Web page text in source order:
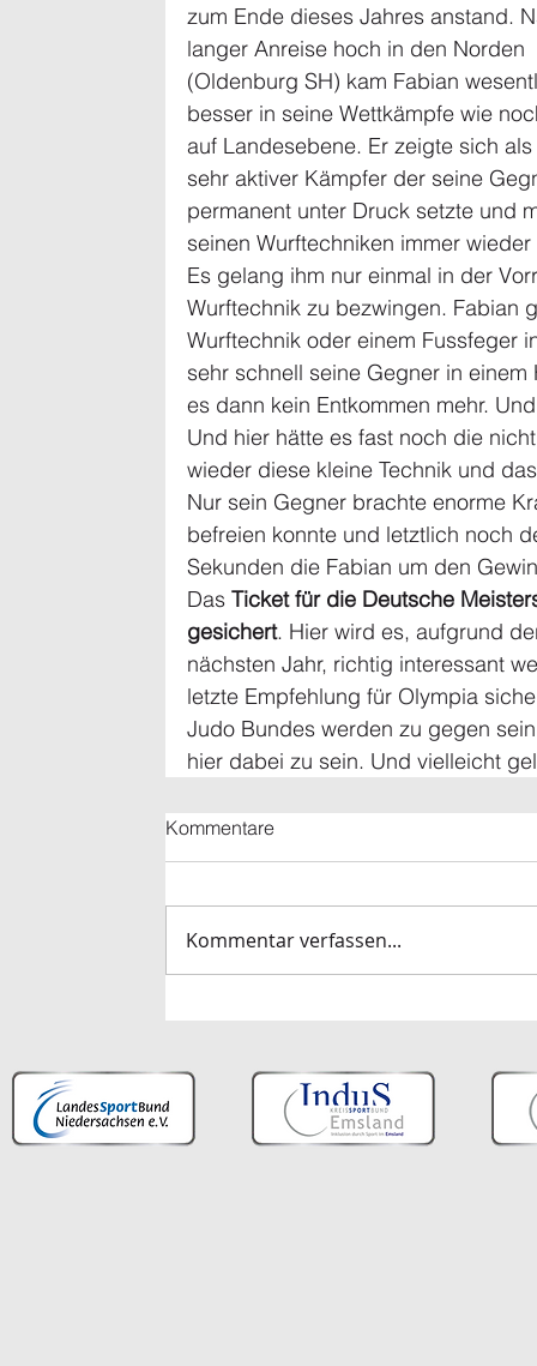
zum Ende dieses Jahres anstand.
langer Anreise hoch in den Norden
(Oldenburg SH) kam Fabian
besser in seine Wettkämpfe wie
auf Landesebene. Er zeigte sich als
sehr aktiver Kämpfer der seine
permanent unter Druck setzte und
seinen Wurftechniken immer
Es gelang ihm nur einmal in der
Wurftechnik zu bezwingen. Fabian
Wurftechnik oder einem Fussfeger
sehr schnell seine Gegner in
es dann kein Entkommen mehr.
Und hier hätte es fast noch die
wieder diese kleine Technik und
Nur sein Gegner brachte enorme
befreien konnte und letztlich noch
Sekunden die Fabian um den
Das Ticket für die Deutsche
gesichert. Hier wird es, aufgrund
nächsten Jahr, richtig interessant
letzte Empfehlung für Olympia
Judo Bundes werden zu gegen
hier dabei zu sein. Und vielleicht
Kommentare
Kommentar verfassen...